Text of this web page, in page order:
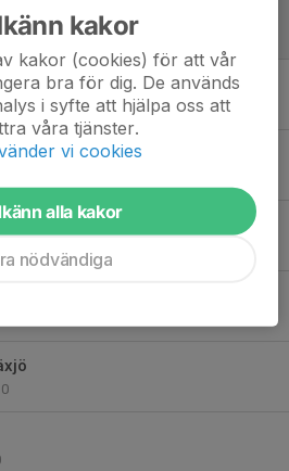
0
26
del 1
0
kakor
kakor (cookies) för att vår
bra för dig. De används
i syfte att hjälpa oss att
våra tjänster.
vi cookies
alla kakor
nödvändiga